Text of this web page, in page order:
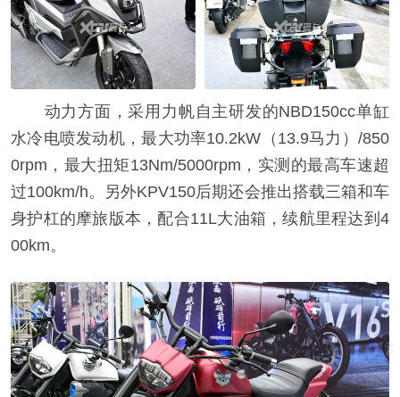
动力方面，采用力帆自主研发的NBD150cc单缸
水冷电喷发动机，最大功率10.2kW（13.9马力）/850
0rpm，最大扭矩13Nm/5000rpm，实测的最高车速超
过100km/h。另外KPV150后期还会推出搭载三箱和车
身护杠的摩旅版本，配合11L大油箱，续航里程达到4
00km。